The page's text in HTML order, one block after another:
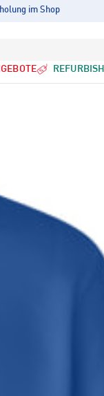
im Shop